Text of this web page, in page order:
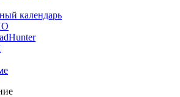
календарь